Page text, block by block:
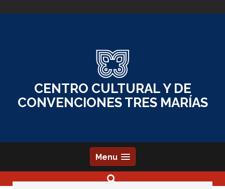
to
CENTRO CULTURAL Y DE
CONVENCIONES TRES MARÍAS
Menu